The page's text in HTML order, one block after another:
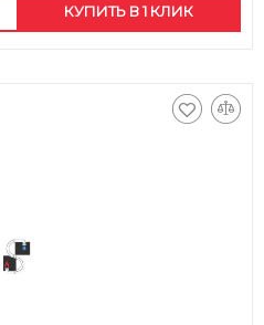
КУПИТЬ В 1 КЛИК